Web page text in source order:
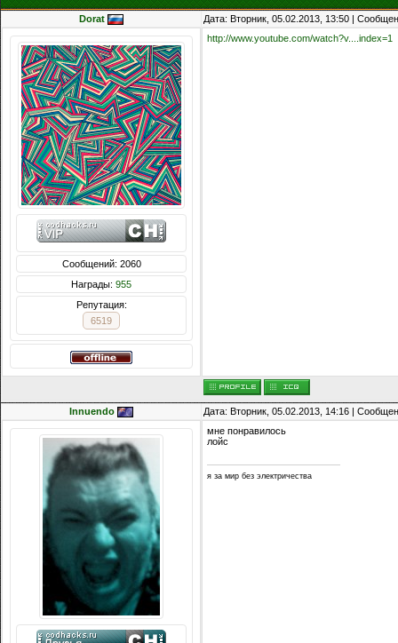
Dorat Дата: Вторник, 05.02.2013, 13:50 |
Сообщений: 2060
Награды: 955
Репутация:
6519
http://www.youtube.com/watch?v....index=1
Innuendo Дата: Вторник, 05.02.2013, 14:16 |
мне понравилось
лойс
я за мир без электричества